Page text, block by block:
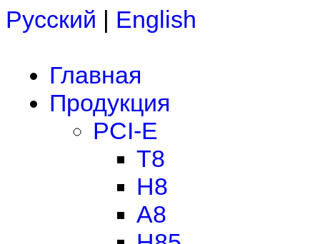
Русский | English
Главная
Продукция
PCI-E
T8
H8
A8